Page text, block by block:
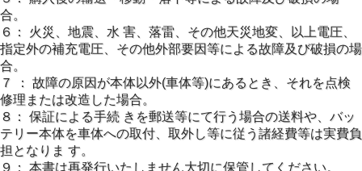
合。
６： 火災、地震、水 害、落雷、その他天災地変、以上電圧、
指定外の補充電圧、その他外部要因等による故障及び破損の場
合。
７ ： 故障の原因が本体以外(車体等)にあるとき、それを点検
修理または改造した場合。
８： 保証による手続 きを郵送等にて行う場合の送料や、バッ
テリー本体を車体への取付、取外し等に従う諸経費等は実費負
担となりま す。
９： 本書は再発行いたしません大切に保管してください。